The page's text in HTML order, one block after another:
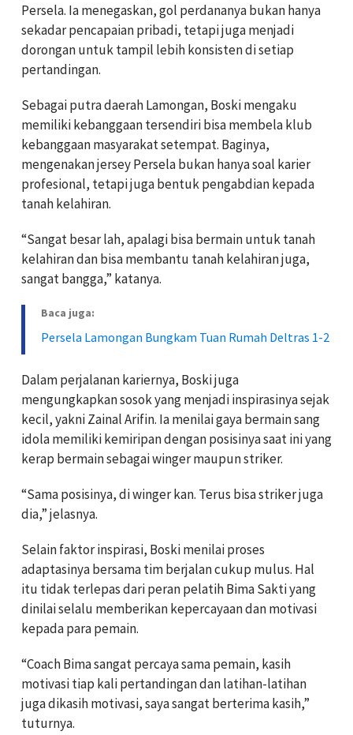
Persela. Ia menegaskan, gol perdananya bukan hanya
sekadar pencapaian pribadi, tetapi juga menjadi
dorongan untuk tampil lebih konsisten di setiap
pertandingan.
Sebagai putra daerah Lamongan, Boski mengaku
memiliki kebanggaan tersendiri bisa membela klub
kebanggaan masyarakat setempat. Baginya,
mengenakan jersey Persela bukan hanya soal karier
profesional, tetapi juga bentuk pengabdian kepada
tanah kelahiran.
“Sangat besar lah, apalagi bisa bermain untuk tanah
kelahiran dan bisa membantu tanah kelahiran juga,
sangat bangga,” katanya.
Baca juga:
Persela Lamongan Bungkam Tuan Rumah Deltras 1-2
Dalam perjalanan kariernya, Boski juga
mengungkapkan sosok yang menjadi inspirasinya sejak
kecil, yakni Zainal Arifin. Ia menilai gaya bermain sang
idola memiliki kemiripan dengan posisinya saat ini yang
kerap bermain sebagai winger maupun striker.
“Sama posisinya, di winger kan. Terus bisa striker juga
dia,” jelasnya.
Selain faktor inspirasi, Boski menilai proses
adaptasinya bersama tim berjalan cukup mulus. Hal
itu tidak terlepas dari peran pelatih Bima Sakti yang
dinilai selalu memberikan kepercayaan dan motivasi
kepada para pemain.
“Coach Bima sangat percaya sama pemain, kasih
motivasi tiap kali pertandingan dan latihan-latihan
juga dikasih motivasi, saya sangat berterima kasih,”
tuturnya.